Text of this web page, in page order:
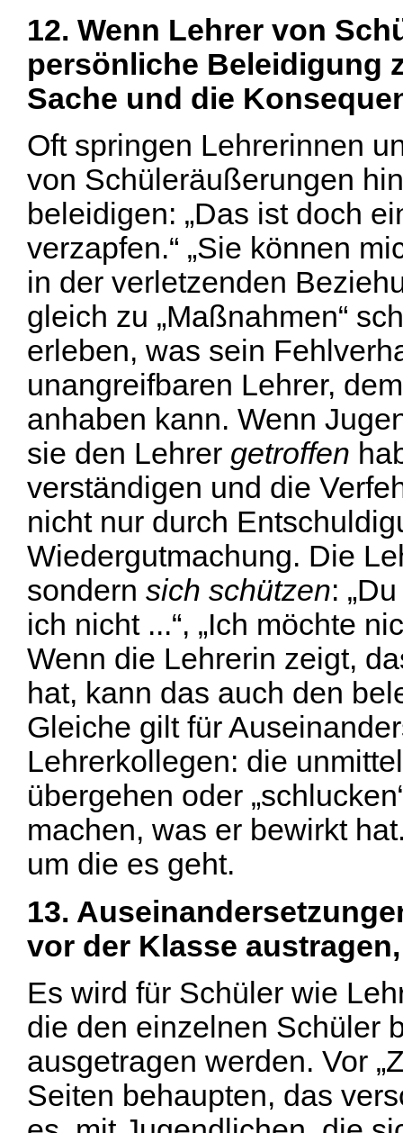
12. Wenn Lehrer von
persönliche Beleidigung
Sache und die
Oft springen Lehrerinnen
von Schüleräußerungen
beleidigen: „Das ist doch
verzapfen.“ „Sie können
in der verletzenden
gleich zu „Maßnahmen“
erleben, was sein
unangreifbaren Lehrer,
anhaben kann. Wenn
sie den Lehrer getroffen
verständigen und die
nicht nur durch
Wiedergutmachung. Die
sondern sich schützen:
ich nicht ...“, „Ich möchte
Wenn die Lehrerin zeigt,
hat, kann das auch den
Gleiche gilt für
Lehrerkollegen: die
übergehen oder
machen, was er bewirkt
um die es geht.
13.
vor der Klasse
Es wird für Schüler wie
die den einzelnen Schüler
ausgetragen werden. Vor
Seiten behaupten, das